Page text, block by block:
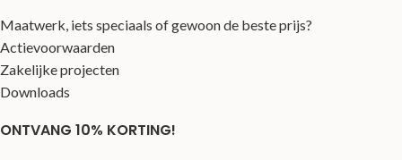
Maatwerk, iets speciaals of gewoon de beste prijs?
Actievoorwaarden
Zakelijke projecten
Downloads
ONTVANG 10% KORTING!